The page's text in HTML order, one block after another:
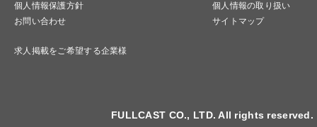
個人情報保護方針
個人情報の取り扱い
お問い合わせ
サイトマップ
求人掲載をご希望する企業様
FULLCAST CO., LTD. All rights reserved.